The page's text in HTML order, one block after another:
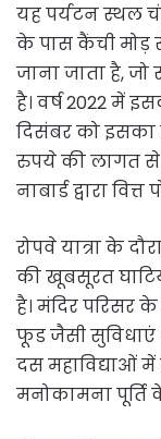
यह पर्यटन स्थल
के पास कैंची मोड़
जाना जाता है,
है। वर्ष 2022 में
दिसंबर को इसका
रुपये की लागत से
नाबार्ड द्वारा
रोपवे यात्रा के
की खूबसूरत
है। मंदिर
फूड जैसी सुविधाएं
दस महाविद्याओं
मनोकामना पूर्ति